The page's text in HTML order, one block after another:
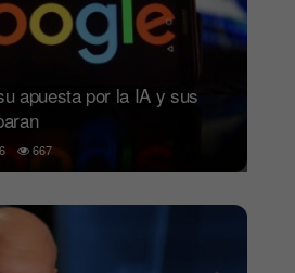
apuesta por la IA y sus
667